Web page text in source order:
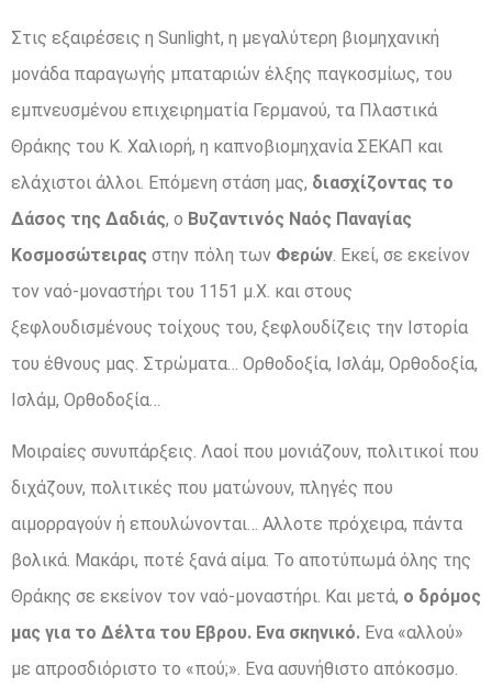
Στις εξαιρέσεις η Sunlight, η μεγαλύτερη βιομηχανική
μονάδα παραγωγής μπαταριών έλξης παγκοσμίως, του
εμπνευσμένου επιχειρηματία Γερμανού, τα Πλαστικά
Θράκης του Κ. Χαλιορή, η καπνοβιομηχανία ΣΕΚΑΠ και
ελάχιστοι άλλοι. Επόμενη στάση μας, διασχίζοντας το
Δάσος της Δαδιάς, ο Βυζαντινός Ναός Παναγίας
Κοσμοσώτειρας στην πόλη των Φερών . Εκεί, σε εκείνον
τον ναό-μοναστήρι του 1151 μ.Χ. και στους
ξεφλουδισμένους τοίχους του, ξεφλουδίζεις την Ιστορία
του έθνους μας. Στρώματα… Ορθοδοξία, Ισλάμ, Ορθοδοξία,
Ισλάμ, Ορθοδοξία…
Μοιραίες συνυπάρξεις. Λαοί που μονιάζουν, πολιτικοί που
διχάζουν, πολιτικές που ματώνουν, πληγές που
αιμορραγούν ή επουλώνονται… Αλλοτε πρόχειρα, πάντα
βολικά. Μακάρι, ποτέ ξανά αίμα. Το αποτύπωμά όλης της
Θράκης σε εκείνον τον ναό-μοναστήρι. Και μετά, ο δρόμος
μας για το Δέλτα του Εβρου. Ενα σκηνικό. Ενα «αλλού»
με απροσδιόριστο το «πού;». Ενα ασυνήθιστο απόκοσμο.